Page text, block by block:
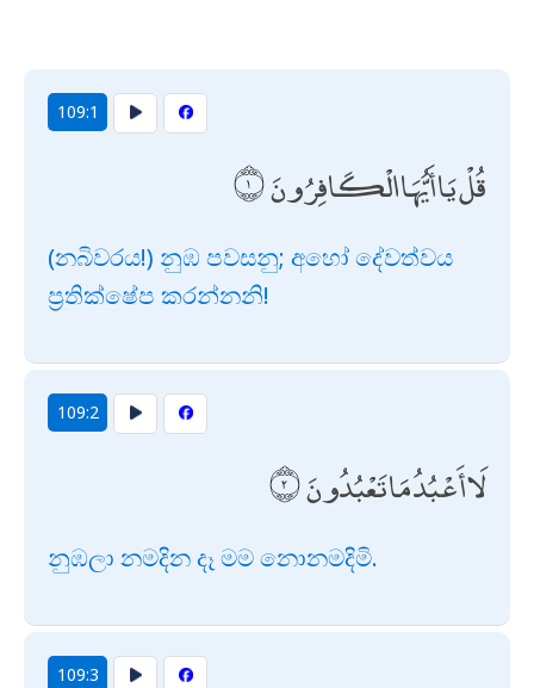
109:1
قُلْ يَا أَيُّهَا الْكَافِرُونَ
(නබිවරය!) නුඹ පවසනු; අහෝ දේවත්වය
ප්‍රතික්ෂේප කරන්නනි!
109:2
لَا أَعْبُدُ مَا تَعْبُدُونَ
නුඹලා නමදින දෑ මම නොනමදිමි.
109:3